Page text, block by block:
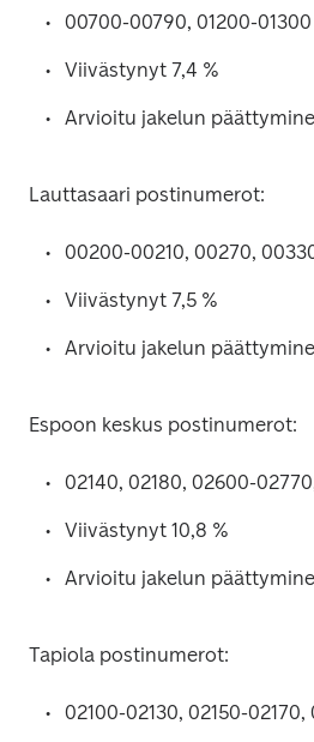
00700-00790, 01200-01300
Viivästynyt 7,4 %
Arvioitu jakelun
Lauttasaari postinumerot:
00200-00210, 00270,
Viivästynyt 7,5 %
Arvioitu jakelun
Espoon keskus postinumerot:
02140, 02180, 02600-
Viivästynyt 10,8 %
Arvioitu jakelun
Tapiola postinumerot:
02100-02130, 02150-